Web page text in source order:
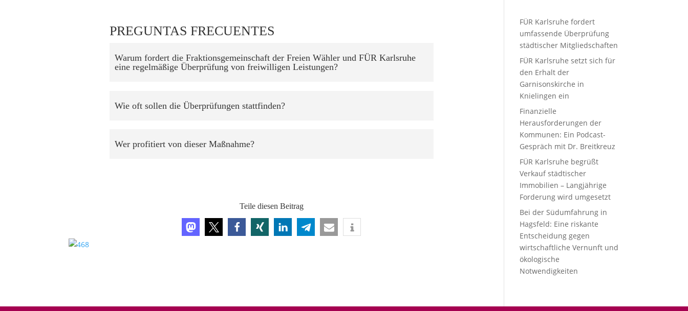
PREGUNTAS FRECUENTES
Warum fordert die Fraktionsgemeinschaft der Freien Wähler und FÜR Karlsruhe
eine regelmäßige Überprüfung von freiwilligen Leistungen?
Wie oft sollen die Überprüfungen stattfinden?
Wer profitiert von dieser Maßnahme?
Teile diesen Beitrag
FÜR Karlsruhe fordert
umfassende Überprüfung
städtischer Mitgliedschaften
FÜR Karlsruhe setzt sich für
den Erhalt der
Garnisonskirche in
Knielingen ein
Finanzielle
Herausforderungen der
Kommunen: Ein Podcast-
Gespräch mit Dr. Breitkreuz
FÜR Karlsruhe begrüßt
Verkauf städtischer
Immobilien – Langjährige
Forderung wird umgesetzt
Bei der Südumfahrung in
Hagsfeld: Eine riskante
Entscheidung gegen
wirtschaftliche Vernunft und
ökologische
Notwendigkeiten